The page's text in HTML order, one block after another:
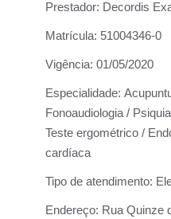
Prestador: Decordis
Matrícula: 51004346-0
Vigência: 01/05/2020
Especialidade:
Fonoaudiologia /
Teste ergométrico /
cardíaca
Tipo de atendimento:
Endereço: Rua Quinze